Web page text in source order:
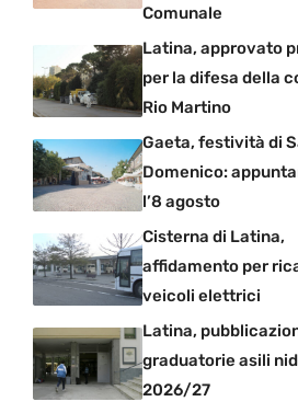
Comunale
Latina, approvato
per la difesa della
Rio Martino
Gaeta, festività di
Domenico:
l’8 agosto
Cisterna di Latina,
affidamento per
veicoli elettrici
Latina,
graduatorie asili
2026/27